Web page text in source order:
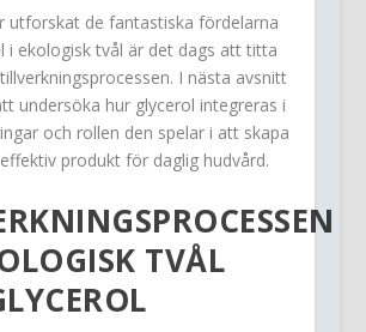
utforskat de fantastiska fördelarna
i ekologisk tvål är det dags att titta
I nästa avsnitt
undersöka hur glycerol integreras i
och rollen den spelar i att skapa
produkt för daglig hudvård.
TVÅL